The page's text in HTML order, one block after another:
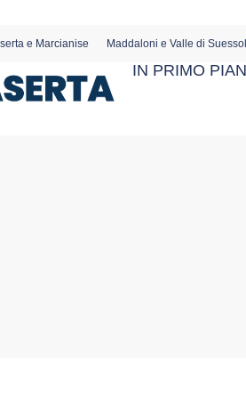
e Marcianise Maddaloni e Valle di
IN PRIMO